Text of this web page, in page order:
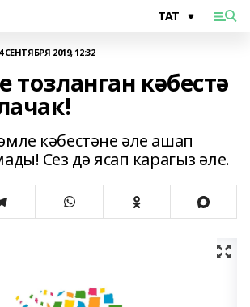
СЕНТЯБРЯ 2019, 12:32
тозланган кәбестә
кәбестәне әле ашап
Сез дә ясап карагыз әле.